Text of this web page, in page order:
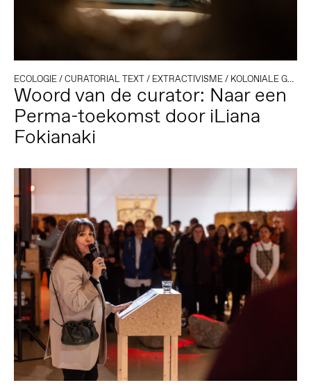
ECOLOGIE/CURATORIAL TEXT/ EXTRACTIVISME/ KOLONIALE GESCHIEDENIS
Woord van de curator: Naar een
Perma-toekomst door iLiana
Fokianaki